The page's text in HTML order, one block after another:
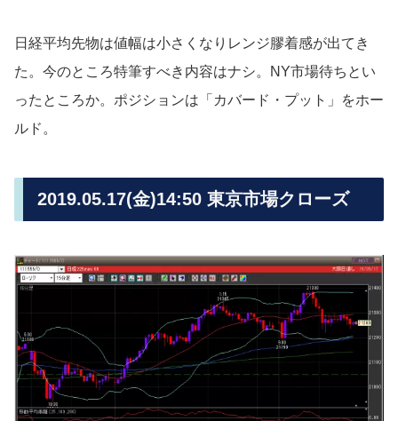
日経平均先物は値幅は小さくなりレンジ膠着感が出てき
た。今のところ特筆すべき内容はナシ。NY市場待ちとい
ったところか。ポジションは「カバード・プット」をホー
ルド。
2019.05.17(金)14:50 東京市場クローズ